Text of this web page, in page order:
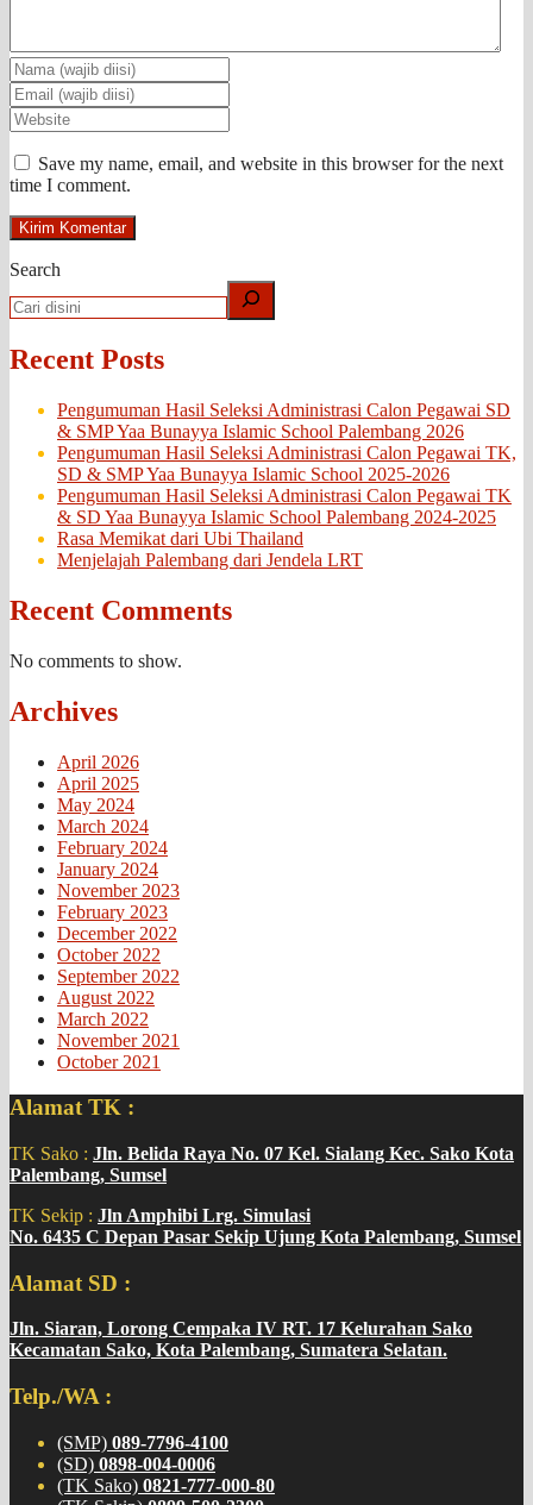
Save my name, email, and website in this browser for the next
time I comment.
Search
Recent Posts
Pengumuman Hasil Seleksi Administrasi Calon Pegawai SD
& SMP Yaa Bunayya Islamic School Palembang 2026
Pengumuman Hasil Seleksi Administrasi Calon Pegawai TK,
SD & SMP Yaa Bunayya Islamic School 2025-2026
Pengumuman Hasil Seleksi Administrasi Calon Pegawai TK
& SD Yaa Bunayya Islamic School Palembang 2024-2025
Rasa Memikat dari Ubi Thailand
Menjelajah Palembang dari Jendela LRT
Recent Comments
No comments to show.
Archives
April 2026
April 2025
May 2024
March 2024
February 2024
January 2024
November 2023
February 2023
December 2022
October 2022
September 2022
August 2022
March 2022
November 2021
October 2021
Alamat TK :
TK Sako : Jln. Belida Raya No. 07 Kel. Sialang Kec. Sako Kota
Palembang, Sumsel
TK Sekip : Jln Amphibi Lrg. Simulasi
No. 6435 C Depan Pasar Sekip Ujung Kota Palembang, Sumsel
Alamat SD :
Jln. Siaran, Lorong Cempaka IV RT. 17 Kelurahan Sako
Kecamatan Sako, Kota Palembang, Sumatera Selatan.
Telp./WA :
(SMP) 089-7796-4100
(SD) 0898-004-0006
(TK Sako) 0821-777-000-80